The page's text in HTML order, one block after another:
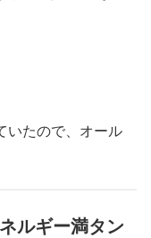
いたので、オール
ルギー満タン